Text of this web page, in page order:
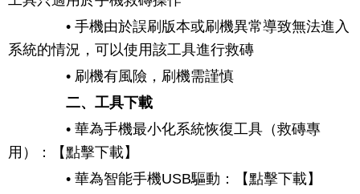
• 手機由於誤刷版本或刷機異常導致無法進入
系統的情況，可以使用該工具進行救磚
• 刷機有風險，刷機需謹慎
二、工具下載
• 華為手機最小化系統恢復工具（救磚專
用）：【點擊下載】
• 華為智能手機USB驅動：【點擊下載】